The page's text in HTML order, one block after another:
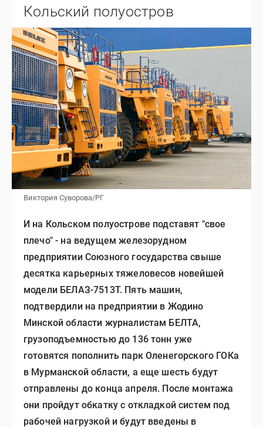
Кольский полуостров
Виктория Суворова/РГ
И на Кольском полуострове подставят "свое
плечо" - на ведущем железорудном
предприятии Союзного государства свыше
десятка карьерных тяжеловесов новейшей
модели БЕЛАЗ-7513Т. Пять машин,
подтвердили на предприятии в Жодино
Минской области журналистам БЕЛТА,
грузоподъемностью до 136 тонн уже
готовятся пополнить парк Оленегорского ГОКа
в Мурманской области, а еще шесть будут
отправлены до конца апреля. После монтажа
они пройдут обкатку с откладкой систем под
рабочей нагрузкой и будут введены в